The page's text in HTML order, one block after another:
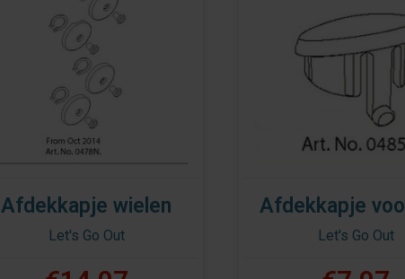
Afdekkapje wielen
Let's Go Out
Afdekkapje
Let's Go Out